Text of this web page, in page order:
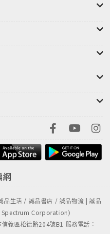
網
生活 / 誠品書店 / 誠品物流 | 誠品
Spectrum Corporation)
義區松德路204號B1 服務電話：